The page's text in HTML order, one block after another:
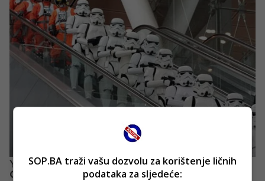
SOP.BA traži vašu dozvolu za korištenje ličnih
podataka za sljedeće: